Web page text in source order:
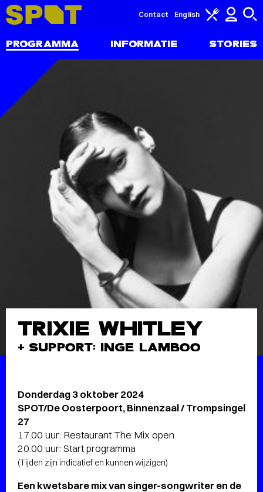
PROGRAMMA INFORMATIE STORIES
Contact English
TRIXIE WHITLEY
+ SUPPORT: INGE LAMBOO
Donderdag 3 oktober 2024
SPOT/De Oosterpoort, Binnenzaal / Trompsingel
27
17.00 uur: Restaurant The Mix open
20.00 uur: Start programma
(Tijden zijn indicatief en kunnen wijzigen)
Een kwetsbare mix van singer-songwriter en de